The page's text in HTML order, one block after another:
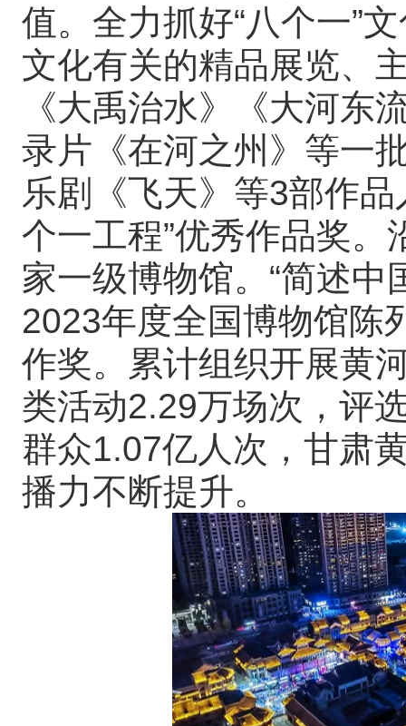
值。全力抓好“八个一”
文化有关的精品展览、
《大禹治水》《大河东
录片《在河之州》等一
乐剧《飞天》等3部作
个一工程”优秀作品奖
家一级博物馆。“简述中
2023年度全国博物馆陈
作奖。累计组织开展黄
类活动2.29万场次，评
群众1.07亿人次，甘肃
播力不断提升。